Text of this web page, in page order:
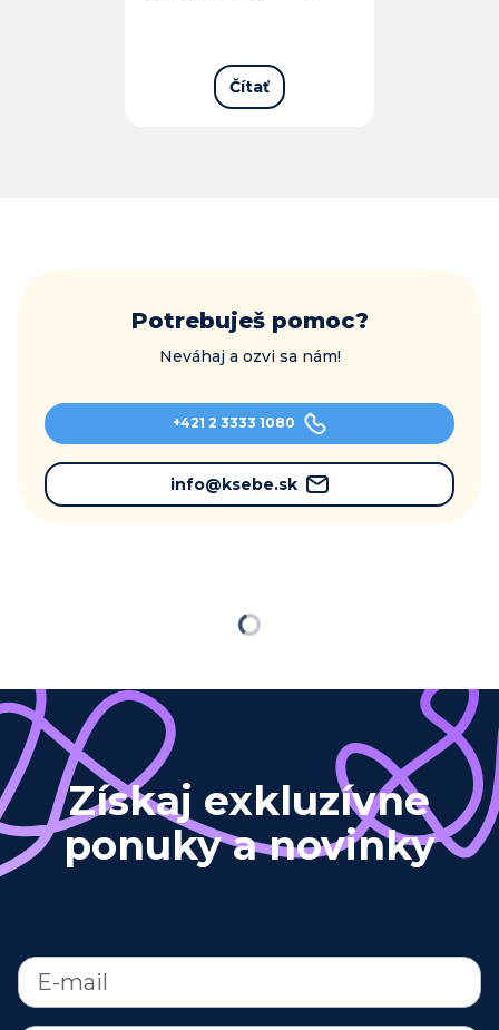
Čítať
Potrebuješ pomoc?
Neváhaj a ozvi sa nám!
+421 2 3333 1080
info@ksebe.sk
Načítavam…
Získaj exkluzívne
ponuky a novinky